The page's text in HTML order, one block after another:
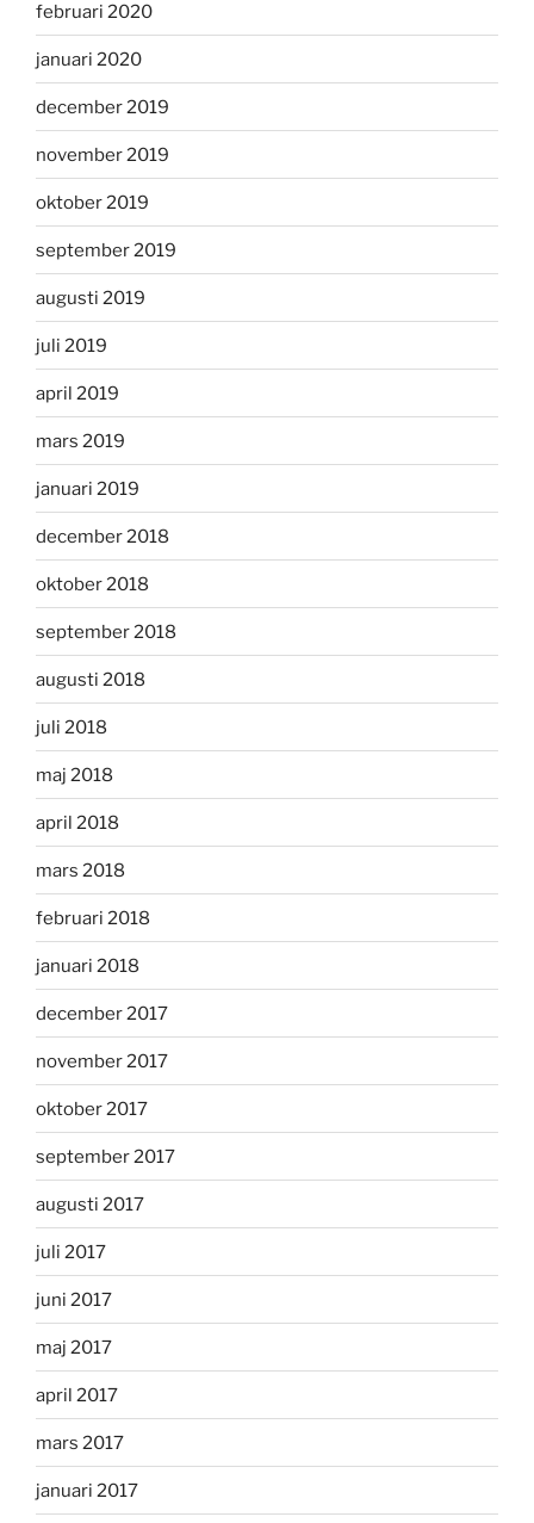
februari 2020
januari 2020
december 2019
november 2019
oktober 2019
september 2019
augusti 2019
juli 2019
april 2019
mars 2019
januari 2019
december 2018
oktober 2018
september 2018
augusti 2018
juli 2018
maj 2018
april 2018
mars 2018
februari 2018
januari 2018
december 2017
november 2017
oktober 2017
september 2017
augusti 2017
juli 2017
juni 2017
maj 2017
april 2017
mars 2017
januari 2017